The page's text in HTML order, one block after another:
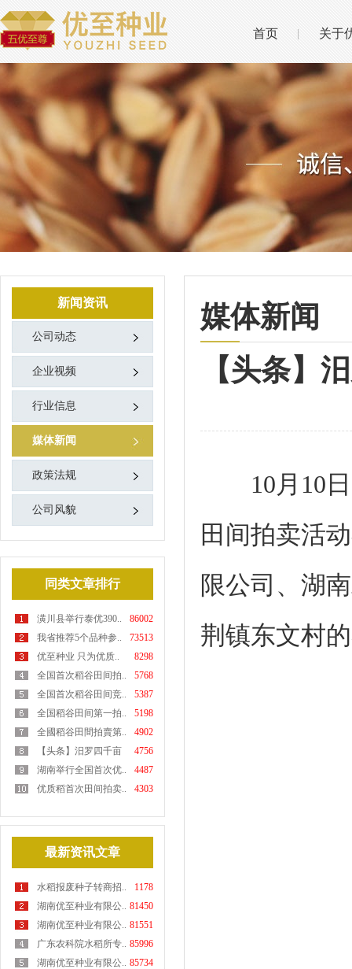
首页 关于
新闻资讯
公司动态
企业视频
行业信息
媒体新闻
政策法规
公司风貌
同类文章排行
86002
潢川县举行泰优390..
73513
我省推荐5个品种参..
8298
优至种业 只为优质..
5768
全国首次稻谷田间拍..
5387
全国首次稻谷田间竞..
5198
全国稻谷田间第一拍..
4902
全國稻谷田間拍賣第..
4756
【头条】汨罗四千亩
优..
4487
湖南举行全国首次优..
4303
优质稻首次田间拍卖..
最新资讯文章
1178
水稻报废种子转商招..
81450
湖南优至种业有限公..
81551
湖南优至种业有限公..
85996
广东农科院水稻所专..
85734
湖南优至种业有限公..
媒体新闻
【头条】
10月10日
田间拍卖活
限公司、湖
荆镇东文村